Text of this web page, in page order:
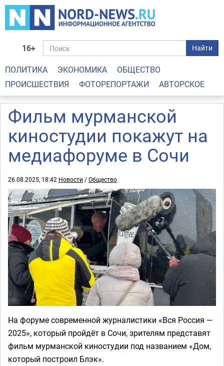
16+ Найти
ПОЛИТИКА ЭКОНОМИКА
ОБЩЕСТВО
ПРОИСШЕСТВИЯ
ФОТОРЕПОРТАЖИ АВТОРСКОЕ
Фильм мурманской
киностудии покажут на
медиафоруме в Сочи
26.08.2025, 18:42 Новости /Общество
На форуме современной журналистики «Вся Россия —
2025», который пройдёт в Сочи, зрителям представят
фильм мурманской киностудии под названием «Дом,
который построил Блэк».